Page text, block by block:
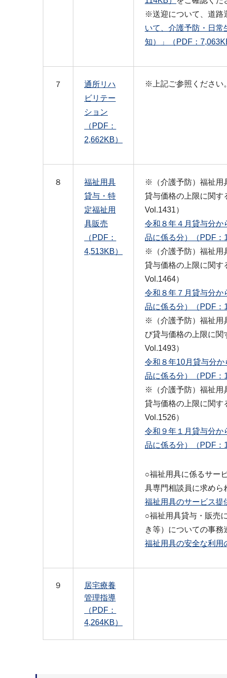
※送迎について、道路
いて、介護予防・日常
知）」（PDF：
７
通所リハ
ビリテー
ション
（PDF：
2,662KB）
※上記ご参照ください。
８
福祉用具
貸与・特
定福祉用
具販売
（PDF：
4,513KB）
※（介護予防）福祉用
貸与価格の上限に関す
Vol.1431）
令和８年４月貸与分か
品に係る分）（PDF：
※（介護予防）福祉用
貸与価格の上限に関す
Vol.1464）
令和８年７月貸与分か
品に係る分）（PDF：
※（介護予防）福祉用
び貸与価格の上限に関
Vol.1493）
令和８年10月貸与分
品に係る分）（PDF：
※（介護予防）福祉用
貸与価格の上限に関す
Vol.1526）
令和９年１月貸与分か
品に係る分）（PDF：
○福祉用具に係るサー
具専門相談員に求めら
福祉用具のサービス提
○福祉用具貸与・販売
き等）についての事務
福祉用具の安全な利用
９
居宅療養
管理指導
（PDF：
4,264KB）